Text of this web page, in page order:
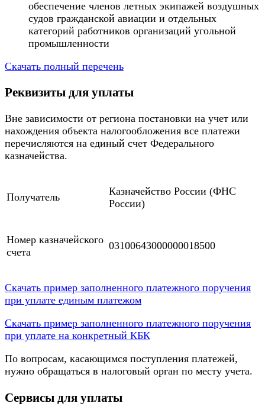
обеспечение членов летных экипажей воздушных
судов гражданской авиации и отдельных
категорий работников организаций угольной
промышленности
Скачать полный перечень
Реквизиты для уплаты
Вне зависимости от региона постановки на учет или
нахождения объекта налогообложения все платежи
перечисляются на единый счет Федерального
казначейства.
Получатель
Казначейство России (ФНС
России)
Номер казначейского
счета
03100643000000018500
Скачать пример заполненного платежного поручения
при уплате единым платежом
Скачать пример заполненного платежного поручения
при уплате на конкретный КБК
По вопросам, касающимся поступления платежей,
нужно обращаться в налоговый орган по месту учета.
Сервисы для уплаты